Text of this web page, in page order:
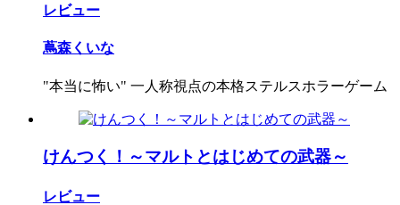
レビュー
蔦森くいな
"本当に怖い" 一人称視点の本格ステルスホラーゲーム
けんつく！～マルトとはじめての武器～
レビュー